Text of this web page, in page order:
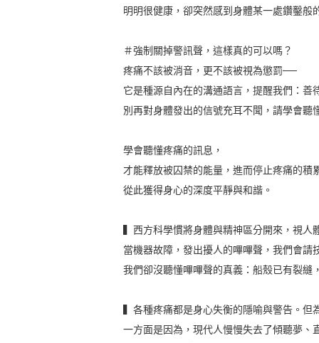
明明很健康，卻突然感到身體某一處鑽鑿
＃強制關掉警訊聲，這樣真的可以嗎？
疼痛不該被消音，更不該被視為懲罰──
它是種源自內在的溝通語言，提醒我們：善
別再對身體發出的信號充耳不聞，請學會聽
學會聽懂疼痛的訊息，
才能釋放被囚禁的能量，進而停止疼痛的積
從此獲得身心的深度平靜與和諧。
▍西方科學慣將身體與精神區分開來，視人
當機器故障，發出擾人的嗶嗶聲，我們會
我們卻沒聽懂嗶嗶聲的真義：船殼已有裂縫
▍各種疼痛都是身心失衡的隱喻與警告。但
一方面是因為，現代人慢慢失去了傾聽夢